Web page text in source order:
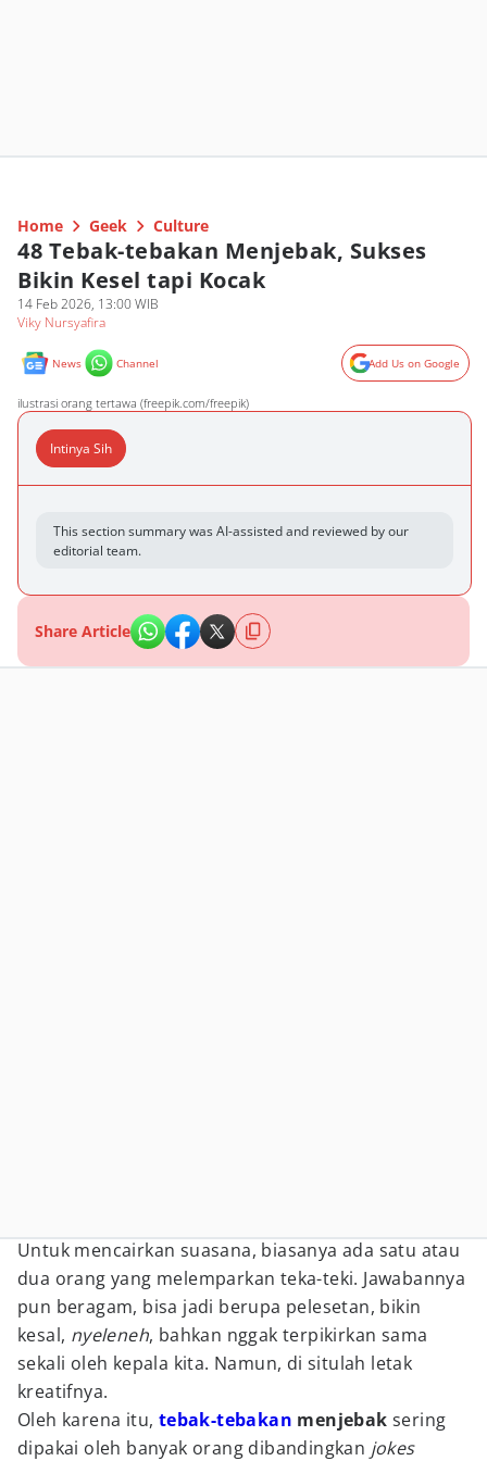
Home Geek Culture
48 Tebak-tebakan Menjebak, Sukses
Bikin Kesel tapi Kocak
14 Feb 2026, 13:00 WIB
Viky Nursyafira
News Channel Add Us on Google
ilustrasi orang tertawa (freepik.com/freepik)
Intinya Sih
This section summary was AI-assisted and reviewed by our
editorial team.
Share Article
Untuk mencairkan suasana, biasanya ada satu atau
dua orang yang melemparkan teka-teki. Jawabannya
pun beragam, bisa jadi berupa pelesetan, bikin
kesal, nyeleneh, bahkan nggak terpikirkan sama
sekali oleh kepala kita. Namun, di situlah letak
kreatifnya.
Oleh karena itu, tebak-tebakan menjebak sering
dipakai oleh banyak orang dibandingkan jokes